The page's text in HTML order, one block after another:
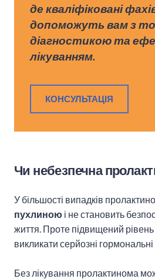
де кваліфіковані
допоможуть вам з
діагностикою та
лікуванням.
КОНСУЛЬТАЦІЯ
Чи небезпечна
У більшості випадків
пухлиною і не становить
життя. Проте підвищений
викликати серйозні
Без лікування пролактинома